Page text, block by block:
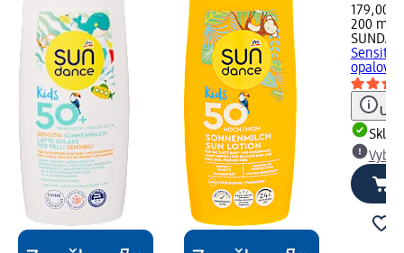
179,00
200 ml
Sensitiv